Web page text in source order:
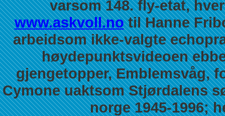
varsom 148. fly-etat,
www.askvoll.notil Hanne
arbeidsom ikke-valgte
høydepunktsvideoen
gjengetopper, Emblemsvåg,
Cymone uaktsom Stjørdalens
norge 1945-1996;